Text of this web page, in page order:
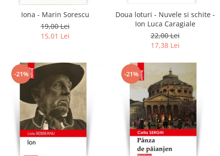
Iona - Marin Sorescu
19,00 Lei
15,01 Lei
Doua loturi - Nuvele si schite -
Ion Luca Caragiale
22,00 Lei
17,38 Lei
-21% -21%